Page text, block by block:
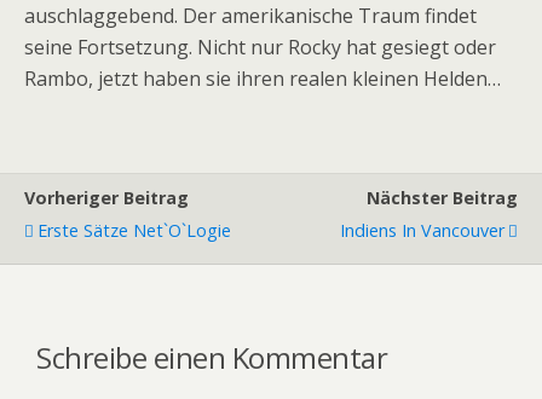
auschlaggebend. Der amerikanische Traum findet
seine Fortsetzung. Nicht nur Rocky hat gesiegt oder
Rambo, jetzt haben sie ihren realen kleinen Helden…
Vorheriger Beitrag
Erste Sätze Net`o`logie
Nächster Beitrag
Indiens In Vancouver
Schreibe einen Kommentar